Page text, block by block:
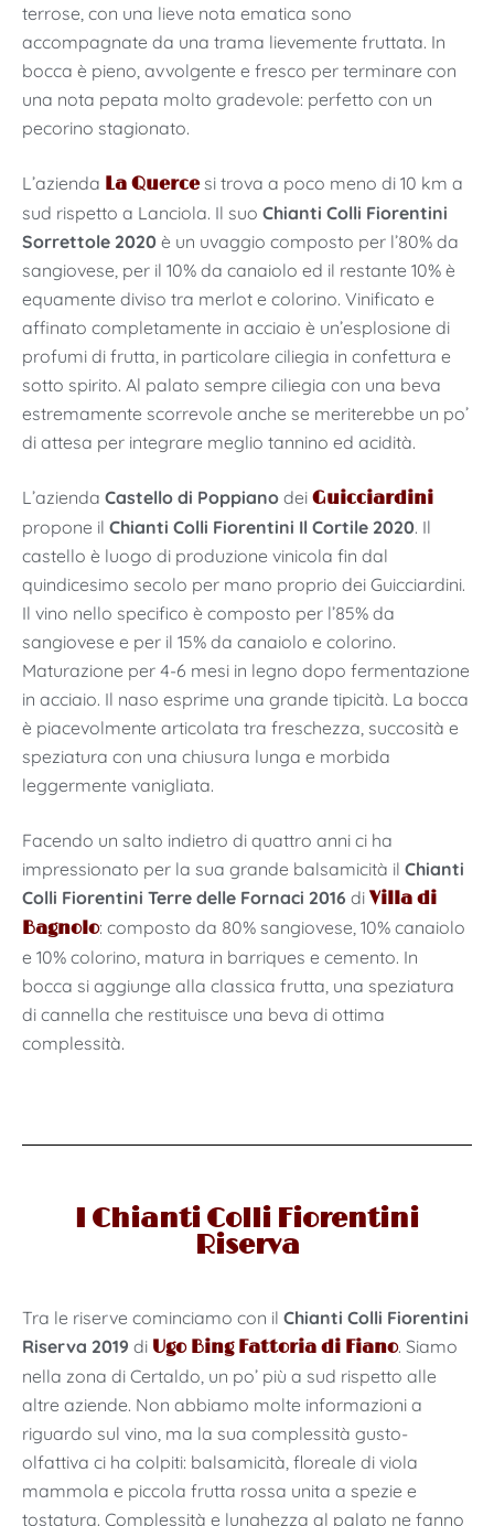
terrose, con una lieve nota ematica sono
accompagnate da una trama lievemente fruttata. In
bocca è pieno, avvolgente e fresco per terminare con
una nota pepata molto gradevole: perfetto con un
pecorino stagionato.
L’azienda La Quercesi trova a poco meno di 10 km a
sud rispetto a Lanciola. Il suo Chianti Colli Fiorentini
Sorrettole 2020 è un uvaggio composto per l’80% da
sangiovese, per il 10% da canaiolo ed il restante 10% è
equamente diviso tra merlot e colorino. Vinificato e
affinato completamente in acciaio è un’esplosione di
profumi di frutta, in particolare ciliegia in confettura e
sotto spirito. Al palato sempre ciliegia con una beva
estremamente scorrevole anche se meriterebbe un po’
di attesa per integrare meglio tannino ed acidità.
L’azienda Castello di Poppiano dei Guicciardini
propone il Chianti Colli Fiorentini Il Cortile 2020. Il
castello è luogo di produzione vinicola fin dal
quindicesimo secolo per mano proprio dei Guicciardini.
Il vino nello specifico è composto per l’85% da
sangiovese e per il 15% da canaiolo e colorino.
Maturazione per 4-6 mesi in legno dopo fermentazione
in acciaio. Il naso esprime una grande tipicità. La bocca
è piacevolmente articolata tra freschezza, succosità e
speziatura con una chiusura lunga e morbida
leggermente vanigliata.
Facendo un salto indietro di quattro anni ci ha
impressionato per la sua grande balsamicità il Chianti
Colli Fiorentini Terre delle Fornaci 2016 di Villa di
Bagnolo: composto da 80% sangiovese, 10% canaiolo
e 10% colorino, matura in barriques e cemento. In
bocca si aggiunge alla classica frutta, una speziatura
di cannella che restituisce una beva di ottima
complessità.
I Chianti Colli Fiorentini
Riserva
Tra le riserve cominciamo con il Chianti Colli Fiorentini
Riserva 2019 di Ugo Bing Fattoria di Fiano. Siamo
nella zona di Certaldo, un po’ più a sud rispetto alle
altre aziende. Non abbiamo molte informazioni a
riguardo sul vino, ma la sua complessità gusto-
olfattiva ci ha colpiti: balsamicità, floreale di viola
mammola e piccola frutta rossa unita a spezie e
tostatura. Complessità e lunghezza al palato ne fanno